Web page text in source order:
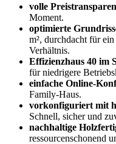
volle
Moment.
optimierte
m², durchdacht für
Verhältnis.
Effizienzhaus 40 im
für niedrigere
einfache Online-
Family-Haus.
vorkonfiguriert mit
Schnell, sicher und
nachhaltige
ressourcenschonend